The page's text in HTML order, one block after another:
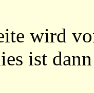
wird
ist